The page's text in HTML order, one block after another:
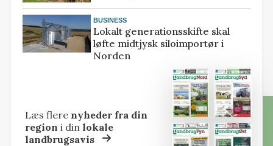
BUSINESS
Lokalt generationsskifte skal
løfte midtjysk siloimportør i
Norden
Læs flere nyheder fra din
region i dinlokale
landbrugsavis